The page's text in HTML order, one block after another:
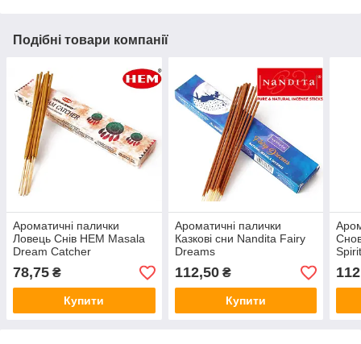
Подібні товари компанії
Ароматичні палички
Ловець Снів HEM Masala
Dream Catcher
78,75 ₴
Купити
Ароматичні палички
Казкові сни Nandita Fairy
Dreams
112,50₴
Купити